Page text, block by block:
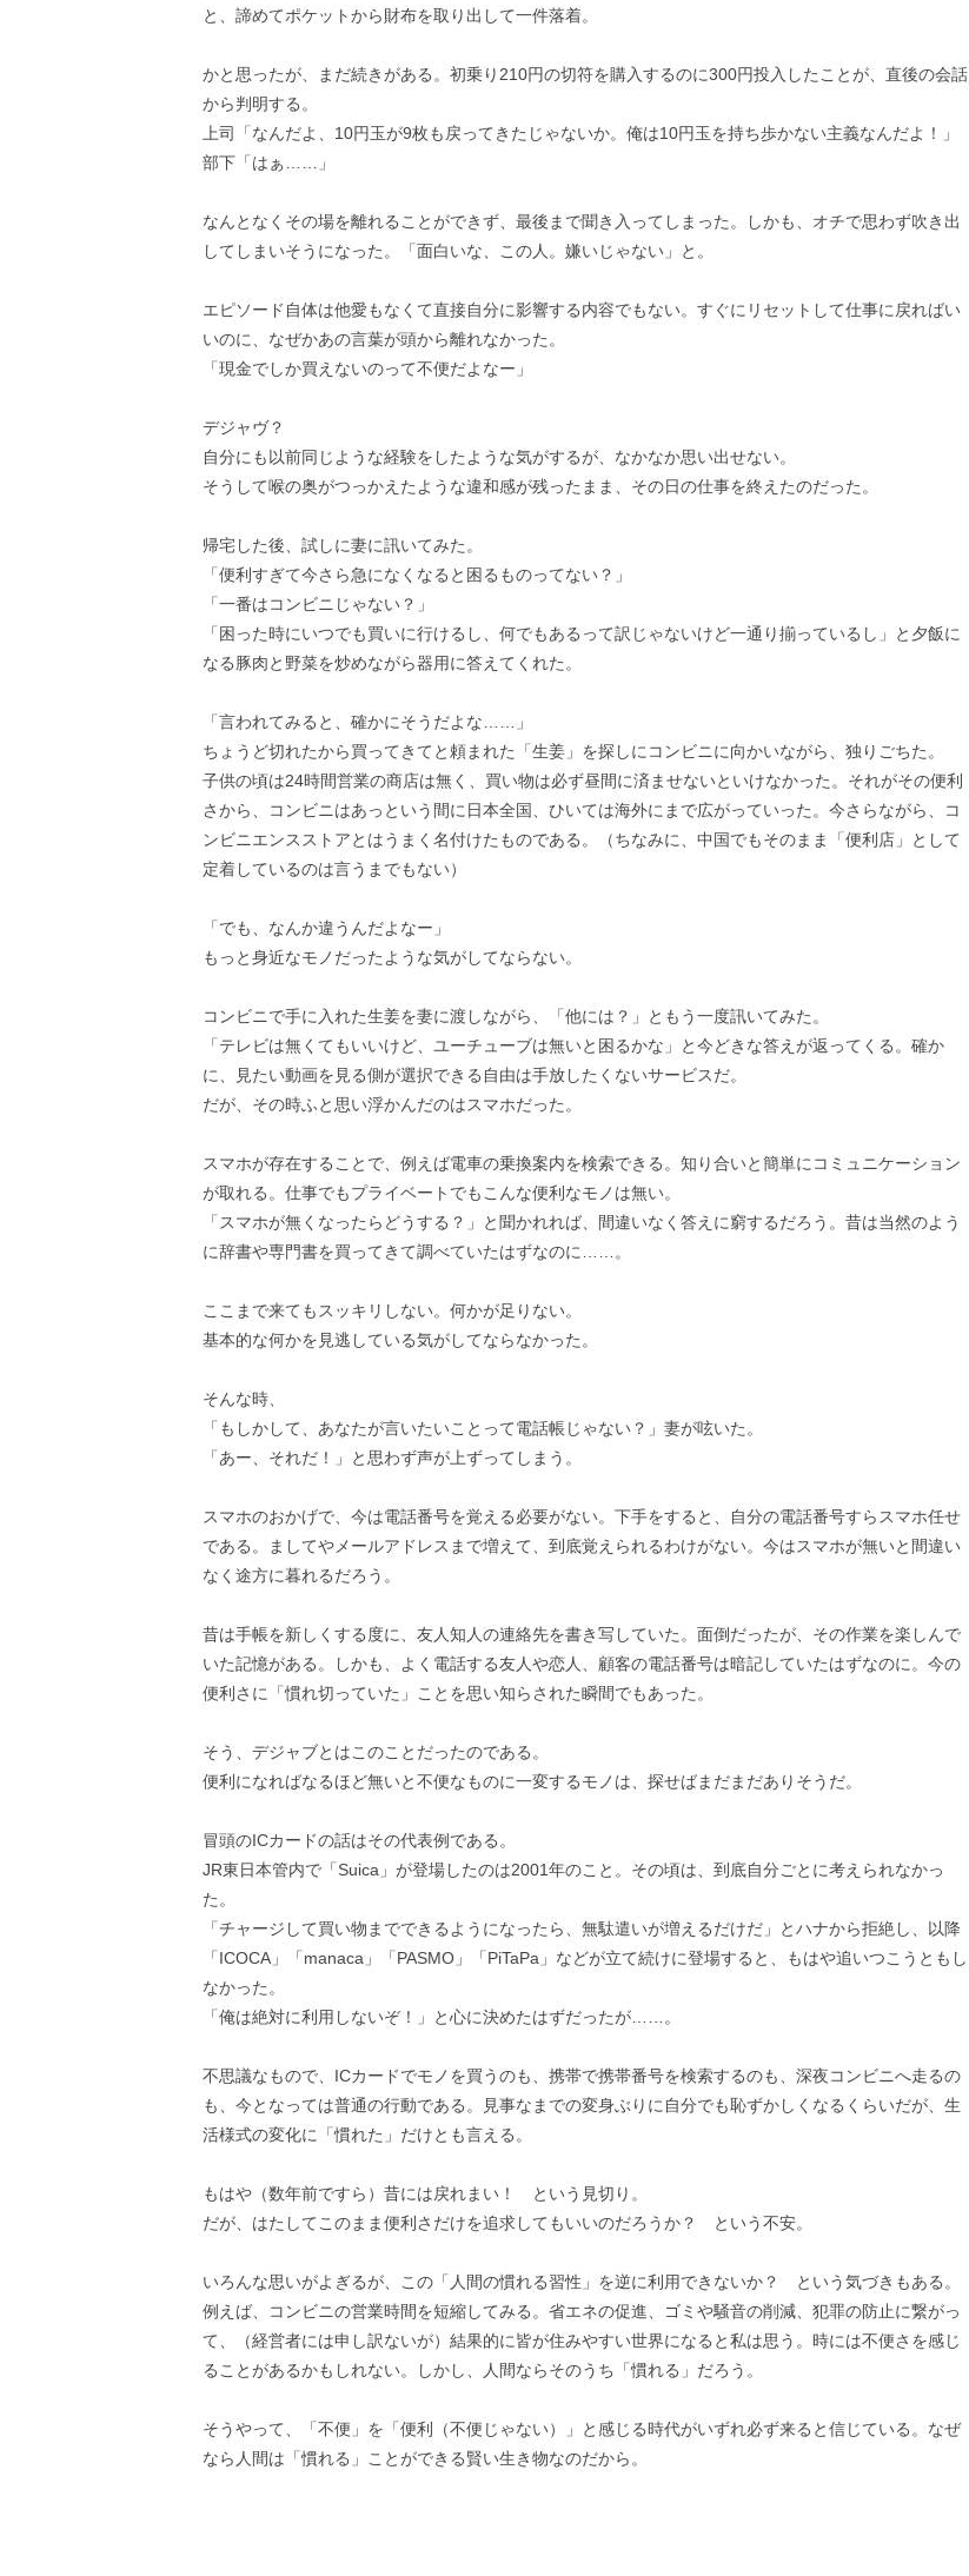
と、諦めてポケットから財布を取り出して一件落着。
かと思ったが、まだ続きがある。初乗り210円の切符を購入するのに300円投入したことが、直後の会話
から判明する。
上司「なんだよ、10円玉が9枚も戻ってきたじゃないか。俺は10円玉を持ち歩かない主義なんだよ！」
部下「はぁ……」
なんとなくその場を離れることができず、最後まで聞き入ってしまった。しかも、オチで思わず吹き出
してしまいそうになった。「面白いな、この人。嫌いじゃない」と。
エピソード自体は他愛もなくて直接自分に影響する内容でもない。すぐにリセットして仕事に戻ればい
いのに、なぜかあの言葉が頭から離れなかった。
「現金でしか買えないのって不便だよなー」
デジャヴ？
自分にも以前同じような経験をしたような気がするが、なかなか思い出せない。
そうして喉の奥がつっかえたような違和感が残ったまま、その日の仕事を終えたのだった。
帰宅した後、試しに妻に訊いてみた。
「便利すぎて今さら急になくなると困るものってない？」
「一番はコンビニじゃない？」
「困った時にいつでも買いに行けるし、何でもあるって訳じゃないけど一通り揃っているし」と夕飯に
なる豚肉と野菜を炒めながら器用に答えてくれた。
「言われてみると、確かにそうだよな……」
ちょうど切れたから買ってきてと頼まれた「生姜」を探しにコンビニに向かいながら、独りごちた。
子供の頃は24時間営業の商店は無く、買い物は必ず昼間に済ませないといけなかった。それがその便利
さから、コンビニはあっという間に日本全国、ひいては海外にまで広がっていった。今さらながら、コ
ンビニエンスストアとはうまく名付けたものである。（ちなみに、中国でもそのまま「便利店」として
定着しているのは言うまでもない）
「でも、なんか違うんだよなー」
もっと身近なモノだったような気がしてならない。
コンビニで手に入れた生姜を妻に渡しながら、「他には？」ともう一度訊いてみた。
「テレビは無くてもいいけど、ユーチューブは無いと困るかな」と今どきな答えが返ってくる。確か
に、見たい動画を見る側が選択できる自由は手放したくないサービスだ。
だが、その時ふと思い浮かんだのはスマホだった。
スマホが存在することで、例えば電車の乗換案内を検索できる。知り合いと簡単にコミュニケーション
が取れる。仕事でもプライベートでもこんな便利なモノは無い。
「スマホが無くなったらどうする？」と聞かれれば、間違いなく答えに窮するだろう。昔は当然のよう
に辞書や専門書を買ってきて調べていたはずなのに……。
ここまで来てもスッキリしない。何かが足りない。
基本的な何かを見逃している気がしてならなかった。
そんな時、
「もしかして、あなたが言いたいことって電話帳じゃない？」妻が呟いた。
「あー、それだ！」と思わず声が上ずってしまう。
スマホのおかげで、今は電話番号を覚える必要がない。下手をすると、自分の電話番号すらスマホ任せ
である。ましてやメールアドレスまで増えて、到底覚えられるわけがない。今はスマホが無いと間違い
なく途方に暮れるだろう。
昔は手帳を新しくする度に、友人知人の連絡先を書き写していた。面倒だったが、その作業を楽しんで
いた記憶がある。しかも、よく電話する友人や恋人、顧客の電話番号は暗記していたはずなのに。今の
便利さに「慣れ切っていた」ことを思い知らされた瞬間でもあった。
そう、デジャブとはこのことだったのである。
便利になればなるほど無いと不便なものに一変するモノは、探せばまだまだありそうだ。
冒頭のICカードの話はその代表例である。
JR東日本管内で「Suica」が登場したのは2001年のこと。その頃は、到底自分ごとに考えられなかっ
た。
「チャージして買い物までできるようになったら、無駄遣いが増えるだけだ」とハナから拒絶し、以降
「ICOCA」「manaca」「PASMO」「PiTaPa」などが立て続けに登場すると、もはや追いつこうともし
なかった。
「俺は絶対に利用しないぞ！」と心に決めたはずだったが……。
不思議なもので、ICカードでモノを買うのも、携帯で携帯番号を検索するのも、深夜コンビニへ走るの
も、今となっては普通の行動である。見事なまでの変身ぶりに自分でも恥ずかしくなるくらいだが、生
活様式の変化に「慣れた」だけとも言える。
もはや（数年前ですら）昔には戻れまい！ という見切り。
だが、はたしてこのまま便利さだけを追求してもいいのだろうか？ という不安。
いろんな思いがよぎるが、この「人間の慣れる習性」を逆に利用できないか？ という気づきもある。
例えば、コンビニの営業時間を短縮してみる。省エネの促進、ゴミや騒音の削減、犯罪の防止に繋がっ
て、（経営者には申し訳ないが）結果的に皆が住みやすい世界になると私は思う。時には不便さを感じ
ることがあるかもしれない。しかし、人間ならそのうち「慣れる」だろう。
そうやって、「不便」を「便利（不便じゃない）」と感じる時代がいずれ必ず来ると信じている。なぜ
なら人間は「慣れる」ことができる賢い生き物なのだから。